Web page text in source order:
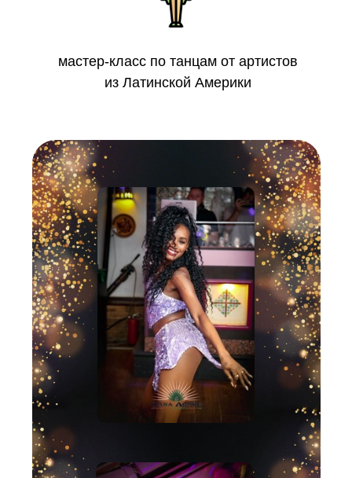
мастер-класс по танцам от артистов
из Латинской Америки